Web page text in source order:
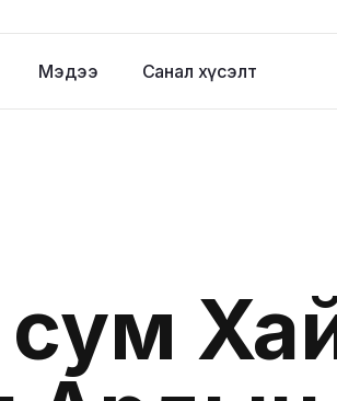
Мэдээ Санал хүсэлт